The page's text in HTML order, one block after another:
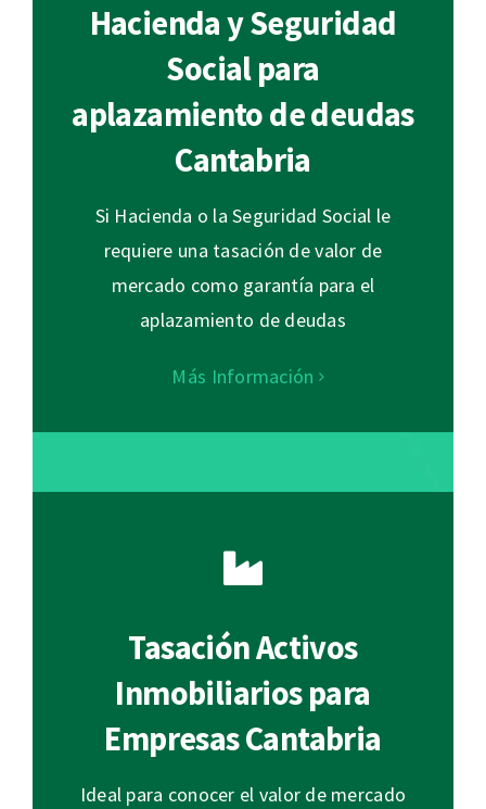
Hacienda y Seguridad
Social para
aplazamiento de deudas
Cantabria
Si Hacienda o la Seguridad Social le
requiere una tasación de valor de
mercado como garantía para el
aplazamiento de deudas
Más Información
Tasación Activos
Inmobiliarios para
Empresas Cantabria
Ideal para conocer el valor de mercado